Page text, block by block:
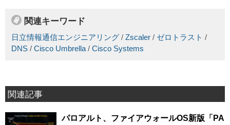
関連キーワード
日立情報通信エンジニアリング / Zscaler / ゼロトラスト /
DNS / Cisco Umbrella/ Cisco Systems
関連記事
パロアルト、ファイアウォールOS新版「PA